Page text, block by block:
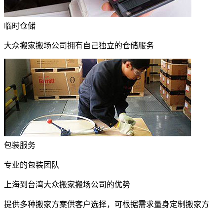
临时仓储
大众搬家搬场公司拥有自己独立的仓储服务
包装服务
专业的包装团队
上海到台湾大众搬家搬场公司的优势
提供多种搬家方案供客户选择，可根据需求量身定制搬家方